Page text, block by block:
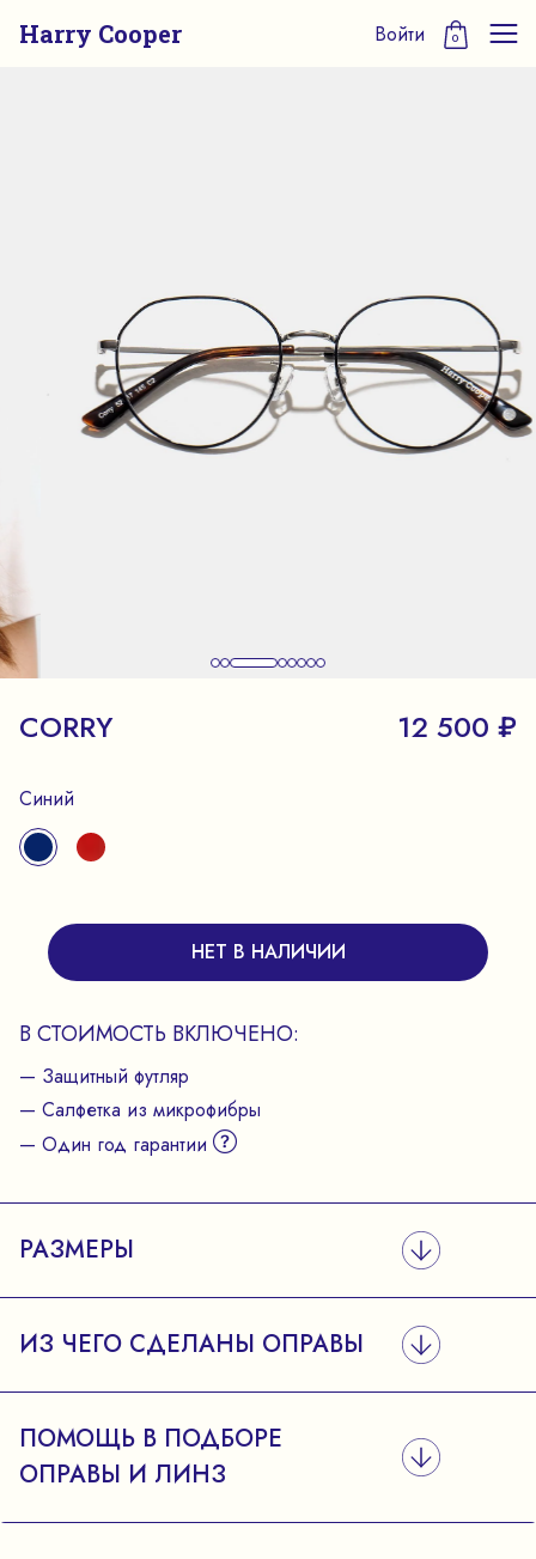
Harry Cooper Войти 0
CORRY 12 500 ₽
Синий
НЕТ В НАЛИЧИИ
В СТОИМОСТЬ ВКЛЮЧЕНО:
— Защитный футляр
— Салфетка из микрофибры
— Один год гарантии
РАЗМЕРЫ
ИЗ ЧЕГО СДЕЛАНЫ ОПРАВЫ
ПОМОЩЬ В ПОДБОРЕ
ОПРАВЫ И ЛИНЗ